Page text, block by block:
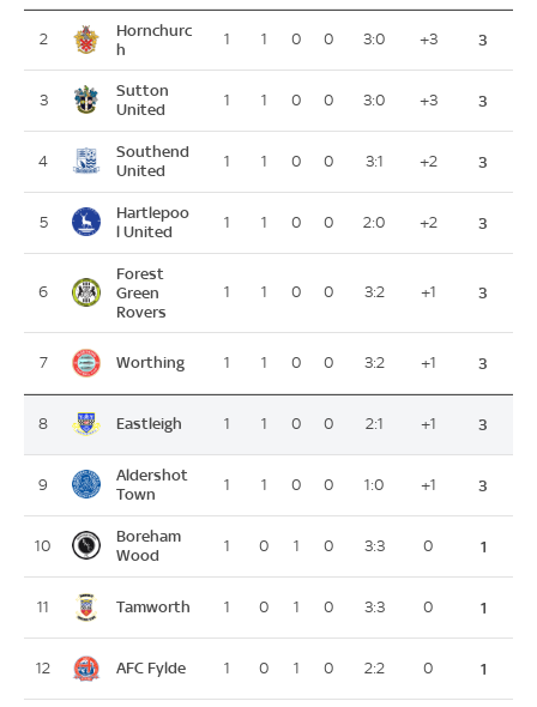
2
Hornchurc
h
1 1 0 0 3:0 +3 3
3
Sutton
United
1 1 0 0 3:0 +3 3
4
Southend
United
1 1 0 0 3:1 +2 3
5
Hartlepoo
l United
1 1 0 0 2:0 +2 3
6
Forest
Green
Rovers
1 1 0 0 3:2 +1 3
7 Worthing 1 1 0 0 3:2 +1 3
8 Eastleigh 1 1 0 0 2:1 +1 3
9
Aldershot
Town
1 1 0 0 1:0 +1 3
10
Boreham
Wood
1 0 1 0 3:3 0 1
11 Tamworth 1 0 1 0 3:3 0 1
12 AFC Fylde 1 0 1 0 2:2 0 1